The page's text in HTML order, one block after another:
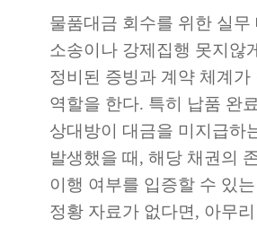
물품대금 회수를 위한 실무
소송이나 강제집행 못지않
정비된 증빙과 계약 체계가
역할을 한다. 특히 납품 완
상대방이 대금을 미지급하
발생했을 때, 해당 채권의
이행 여부를 입증할 수 있
정황 자료가 없다면, 아무